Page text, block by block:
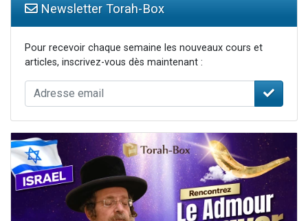
Newsletter Torah-Box
Pour recevoir chaque semaine les nouveaux cours et
articles, inscrivez-vous dès maintenant :